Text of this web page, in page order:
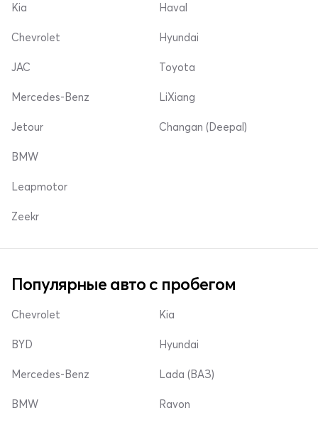
Kia
Chevrolet
Haval
Hyundai
JAC
Mercedes-Benz
Jetour
Toyota
LiXiang
Changan (Deepal)
BMW
Leapmotor
Zeekr
Популярные авто с пробегом
Chevrolet
BYD
Mercedes-Benz
Kia
Hyundai
Lada (ВАЗ)
BMW Ravon